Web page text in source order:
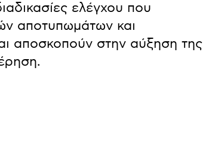
ελέγχου που
αποτυπωμάτων και
αποσκοπούν στην αύξηση της